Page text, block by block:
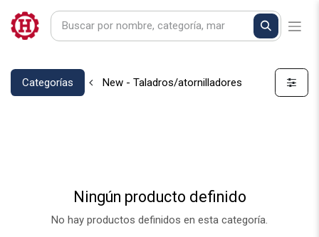
Categorías New - Taladros/atornilladores
Ningún producto definido
No hay productos definidos en esta categoría.